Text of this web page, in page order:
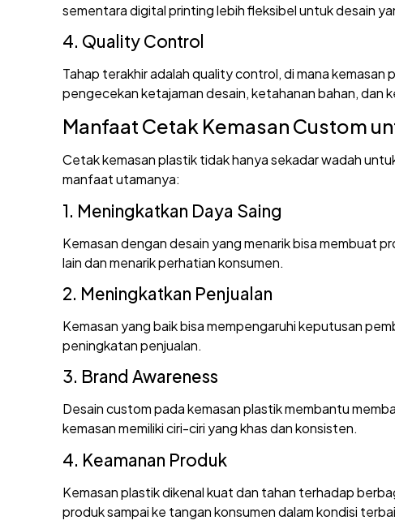
sementara digital printing lebih fleksibel untuk desain
4. Quality Control
Tahap terakhir adalah quality control, di mana
pengecekan ketajaman desain, ketahanan bahan, dan
Manfaat Cetak Kemasan Custom
Cetak kemasan plastik tidak hanya sekadar wadah
manfaat utamanya:
1. Meningkatkan Daya Saing
Kemasan dengan desain yang menarik bisa membuat
lain dan menarik perhatian konsumen.
2. Meningkatkan Penjualan
Kemasan yang baik bisa mempengaruhi keputusan
peningkatan penjualan.
3. Brand Awareness
Desain custom pada kemasan plastik membantu
kemasan memiliki ciri-ciri yang khas dan konsisten.
4. Keamanan Produk
Kemasan plastik dikenal kuat dan tahan terhadap
produk sampai ke tangan konsumen dalam kondisi